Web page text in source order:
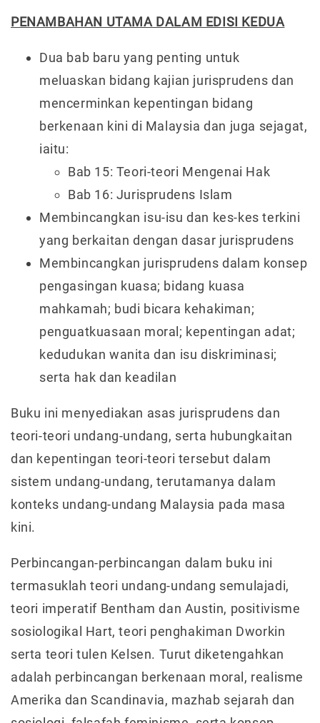
PENAMBAHAN UTAMA DALAM EDISI KEDUA
Dua bab baru yang penting untuk
meluaskan bidang kajian jurisprudens dan
mencerminkan kepentingan bidang
berkenaan kini di Malaysia dan juga sejagat,
iaitu:
Bab 15: Teori-teori Mengenai Hak
Bab 16: Jurisprudens Islam
Membincangkan isu-isu dan kes-kes terkini
yang berkaitan dengan dasar jurisprudens
Membincangkan jurisprudens dalam konsep
pengasingan kuasa; bidang kuasa
mahkamah; budi bicara kehakiman;
penguatkuasaan moral; kepentingan adat;
kedudukan wanita dan isu diskriminasi;
serta hak dan keadilan
Buku ini menyediakan asas jurisprudens dan
teori-teori undang-undang, serta hubungkaitan
dan kepentingan teori-teori tersebut dalam
sistem undang-undang, terutamanya dalam
konteks undang-undang Malaysia pada masa
kini.
Perbincangan-perbincangan dalam buku ini
termasuklah teori undang-undang semulajadi,
teori imperatif Bentham dan Austin, positivisme
sosiologikal Hart, teori penghakiman Dworkin
serta teori tulen Kelsen. Turut diketengahkan
adalah perbincangan berkenaan moral, realisme
Amerika dan Scandinavia, mazhab sejarah dan